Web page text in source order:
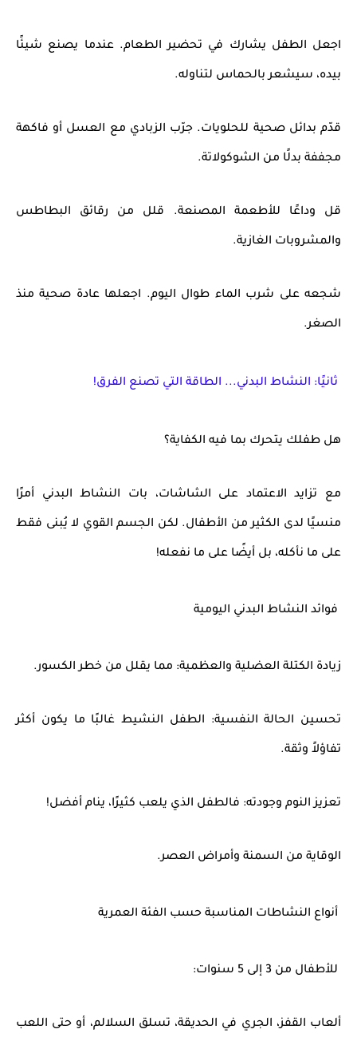
اجعل الطفل يشارك في تحضير الطعام. عندما يصنع شيئًا
بيده، سيشعر بالحماس لتناوله.
قدّم بدائل صحية للحلويات. جرّب الزبادي مع العسل أو فاكهة
مجففة بدلًا من الشوكولاتة.
قل وداعًا للأطعمة المصنعة. قلل من رقائق البطاطس
والمشروبات الغازية.
شجعه على شرب الماء طوال اليوم. اجعلها عادة صحية منذ
الصغر.
ثانيًا: النشاط البدني... الطاقة التي تصنع الفرق!
هل طفلك يتحرك بما فيه الكفاية؟
مع تزايد الاعتماد على الشاشات، بات النشاط البدني أمرًا
منسيًا لدى الكثير من الأطفال. لكن الجسم القوي لا يُبنى فقط
على ما نأكله، بل أيضًا على ما نفعله!
فوائد النشاط البدني اليومية
زيادة الكتلة العضلية والعظمية: مما يقلل من خطر الكسور.
تحسين الحالة النفسية: الطفل النشيط غالبًا ما يكون أكثر
تفاؤلاً وثقة.
تعزيز النوم وجودته: فالطفل الذي يلعب كثيرًا، ينام أفضل!
الوقاية من السمنة وأمراض العصر.
أنواع النشاطات المناسبة حسب الفئة العمرية
للأطفال من 3 إلى 5 سنوات:
ألعاب القفز، الجري في الحديقة، تسلق السلالم، أو حتى اللعب